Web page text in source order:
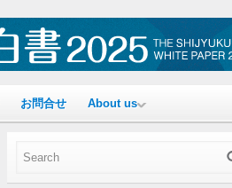
お問合せ About us